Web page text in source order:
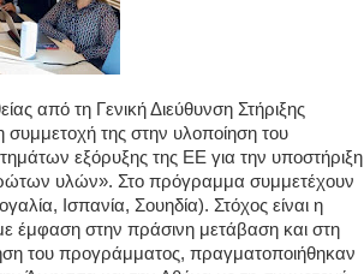
από τη Γενική Διεύθυνση Στήριξης
της στην υλοποίηση του
εξόρυξης της ΕΕ για την υποστήριξη
υλών». Στο πρόγραμμα συμμετέχουν
Ισπανία, Σουηδία). Στόχος είναι η
έμφαση στην πράσινη μετάβαση και στη
του προγράμματος, πραγματοποιήθηκαν